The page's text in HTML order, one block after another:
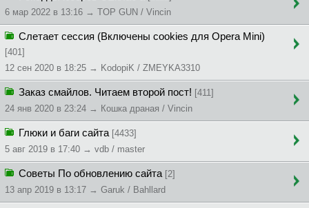
6 мар 2022 в 13:16 → TOP GUN / Vincin
Слетает сессия (Включены cookies для Opera Mini)
[401]
12 сен 2020 в 18:25 → KodopiK / ZMEYKA3310
Заказ смайлов. Читаем второй пост! [411]
24 янв 2020 в 23:24 → Кошка драная / Vincin
Глюки и баги сайта [4433]
5 авг 2019 в 17:40 → vdb / master
Советы По обновлению сайта [2]
13 апр 2019 в 13:17 → Garuk / Bahllard